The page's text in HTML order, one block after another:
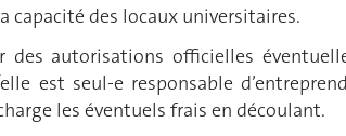
capacité des locaux universitaires.
des autorisations officielles
est seul-e responsable
les éventuels frais en découlant.